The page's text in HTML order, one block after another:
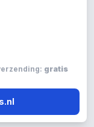
gratis